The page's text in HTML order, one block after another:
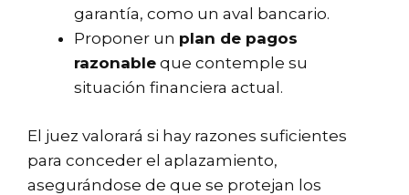
garantía, como un aval bancario.
Proponer un plan de pagos
razonable que contemple su
situación financiera actual.
El juez valorará si hay razones suficientes
para conceder el aplazamiento,
asegurándose de que se protejan los